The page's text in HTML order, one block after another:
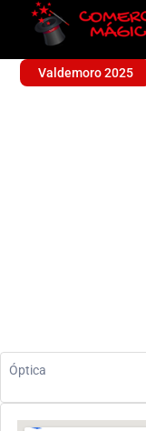
Valdemoro 2025
Óptica